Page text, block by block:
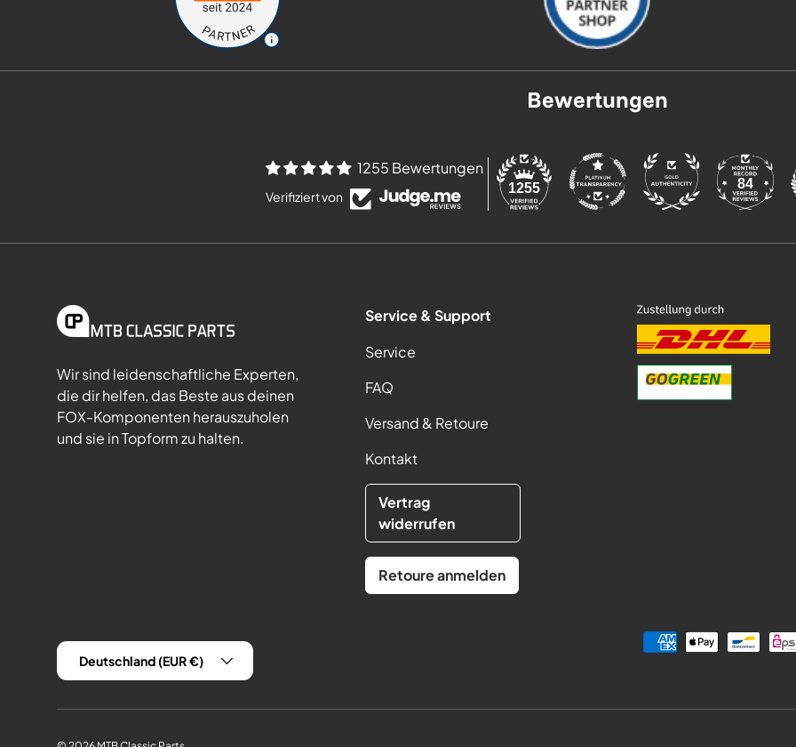
Bewertungen
1255 Bewertungen
Verifiziert von 1255 84
Wir sind leidenschaftliche Experten,
die dir helfen, das Beste aus deinen
FOX-Komponenten herauszuholen
und sie in Topform zu halten.
Service & Support
Service
FAQ
Versand & Retoure
Kontakt
Vertrag
widerrufen
Retoure anmelden
Zahlungsmethoden
Land/Region
Deutschland (EUR €)